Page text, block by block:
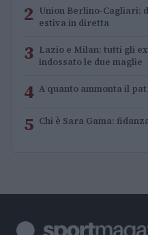
2 Union Berlino-Cagliari:
estiva in diretta
3 Lazio e Milan: tutti gli
indossato le due maglie
4 A quanto ammonta il
5 Chi è Sara Gama: